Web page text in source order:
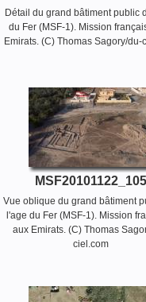
Détail du grand bâtiment public
du Fer (MSF-1). Mission
Emirats. (C) Thomas Sagory/du-
MSF20101122_105
Vue oblique du grand bâtiment
l'age du Fer (MSF-1). Mission
aux Emirats. (C) Thomas
ciel.com